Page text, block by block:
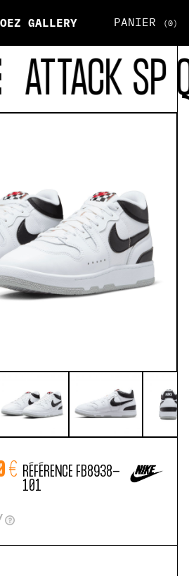
GALLERY PANIER (0)
ATTACK SP
€ RÉFÉRENCE FB8938-
101